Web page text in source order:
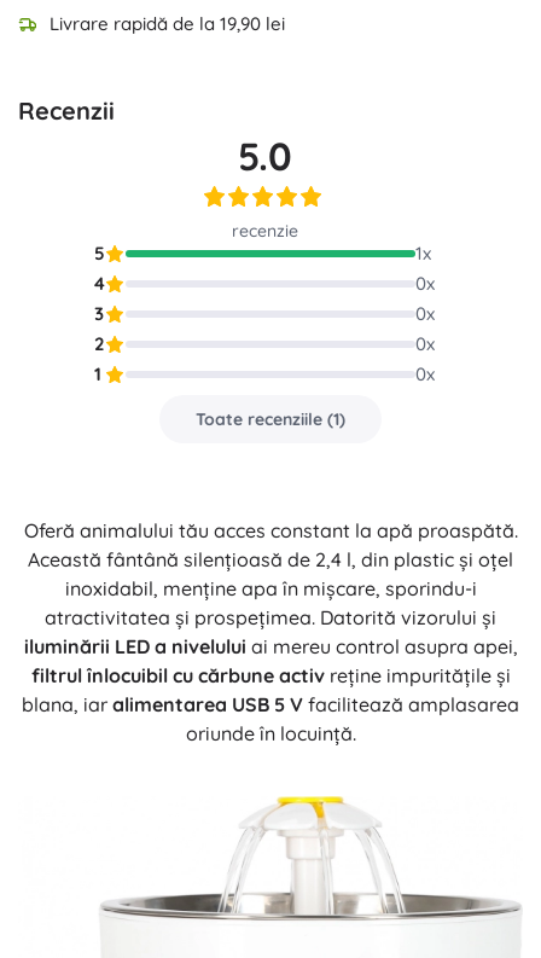
Livrare rapidă de la 19,90 lei
Recenzii
5.0
recenzie
5 1x
4
0x
3
0x
2
0x
1
0x
Toate recenziile (1)
Oferă animalului tău acces constant la apă proaspătă.
Această fântână silențioasă de 2,4 l, din plastic și oțel
inoxidabil, menține apa în mișcare, sporindu-i
atractivitatea și prospețimea. Datorită vizorului și
iluminării LED a nivelului ai mereu control asupra apei,
filtrul înlocuibil cu cărbune activreține impuritățile și
blana, iar alimentarea USB 5 V facilitează amplasarea
oriunde în locuință.